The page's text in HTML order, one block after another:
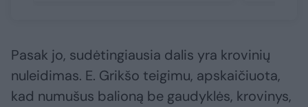
Pasak jo, sudėtingiausia dalis yra krovinių
nuleidimas. E. Grikšo teigimu, apskaičiuota,
kad numušus balioną be gaudyklės, krovinys,